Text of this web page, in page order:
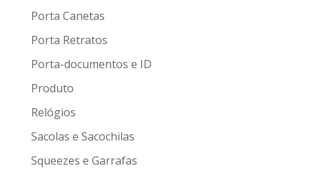
Porta Canetas
Porta Retratos
Porta-documentos e ID
Produto
Relógios
Sacolas e Sacochilas
Squeezes e Garrafas